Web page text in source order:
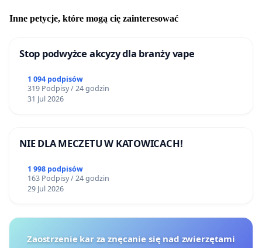
Inne petycje, które mogą cię zainteresować
Stop podwyżce akcyzy dla branży vape
1 094 podpisów
319 Podpisy / 24 godzin
31 Jul 2026
NIE DLA MECZETU W KATOWICACH!
1 998 podpisów
163 Podpisy / 24 godzin
29 Jul 2026
Zaostrzenie kar za znęcanie się nad zwierzętami